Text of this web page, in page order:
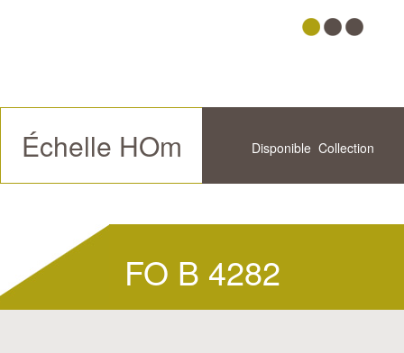
Échelle HOm Disponible Collection
FO B 4282